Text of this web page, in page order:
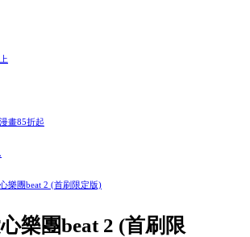
畫85折起
樂團beat 2 (首刷限定版)
樂團beat 2 (首刷限